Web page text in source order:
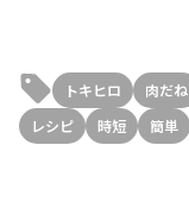
トキヒロ 肉だね
レシピ
時短 簡単